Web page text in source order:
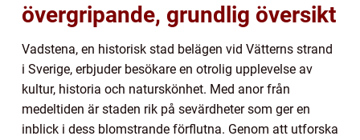
övergripande, grundlig översikt
Vadstena, en historisk stad belägen vid Vätterns strand
i Sverige, erbjuder besökare en otrolig upplevelse av
kultur, historia och naturskönhet. Med anor från
medeltiden är staden rik på sevärdheter som ger en
inblick i dess blomstrande förflutna. Genom att utforska